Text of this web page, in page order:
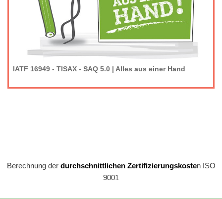
IATF 16949 - TISAX - SAQ 5.0 | Alles aus einer Hand
Berechnung der durchschnittlichen Zertifizierungskosten ISO
9001